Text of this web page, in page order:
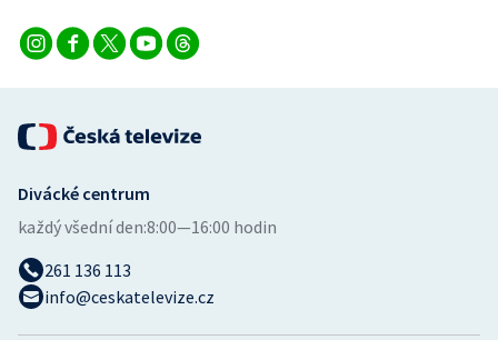
Volejbal
Ostatní
Divácké centrum
každý všední den:8:00—16:00 hodin
261 136 113
info@ceskatelevize.cz